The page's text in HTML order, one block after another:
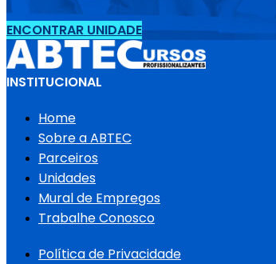
ENCONTRAR UNIDADE
INSTITUCIONAL
Home
Sobre a ABTEC
Parceiros
Unidades
Mural de Empregos
Trabalhe Conosco
Política de Privacidade